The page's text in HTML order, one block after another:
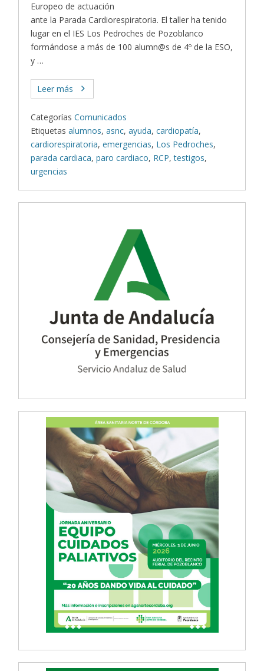
Europeo de actuación
ante la Parada Cardiorespiratoria. El taller ha tenido
lugar en el IES Los Pedroches de Pozoblanco
formándose a más de 100 alumn@s de 4º de la ESO,
y …
Leer más
Categorías Comunicados
Etiquetas alumnos,asnc,ayuda,cardiopatía,
cardiorespiratoria,emergencias, Los Pedroches,
parada cardiaca,paro cardiaco, RCP,testigos,
urgencias